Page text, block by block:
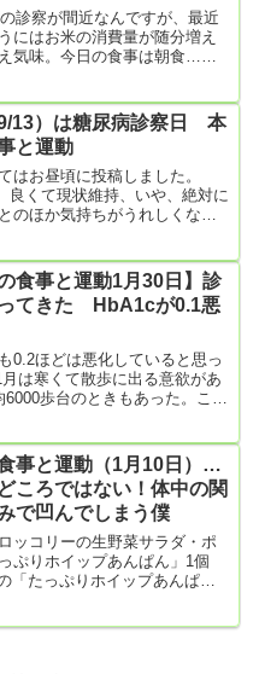
スクリーム1個
診察が間近なんですが、最近
にはお米の消費量が随分増え
気味。今日の食事は朝食…煮
、夜になって何とかプリンと
ど。僕もなんだか元気が出な
ど、甘いものばっかり食べて
13）は糖尿病診察日 本
と運動
はお昼頃に投稿しました。
良くて現状維持、いや、絶対に
のほか気持ちがうれしくなり
だか久しぶりに気持ちが軽く
ったので、11時ころ妻と遅め
食パン1枚にバターをたっぷ
の食事と運動1月30日】診
てきた HbA1cが0.1悪
0.2ほどは悪化していると思っ
は寒くて散歩に出る意欲があ
歩台のときもあった。これ
っとホッとした。お医者さん
節柄、みんなHbA1cは悪化す
にいったので、...
事と運動（1月10日）…
ころではない！体中の関
で凹んでしまう僕
ッコリーの生野菜サラダ・ポ
ぷりホイップあんぱん」1個
「たっぷりホイップあんぱ